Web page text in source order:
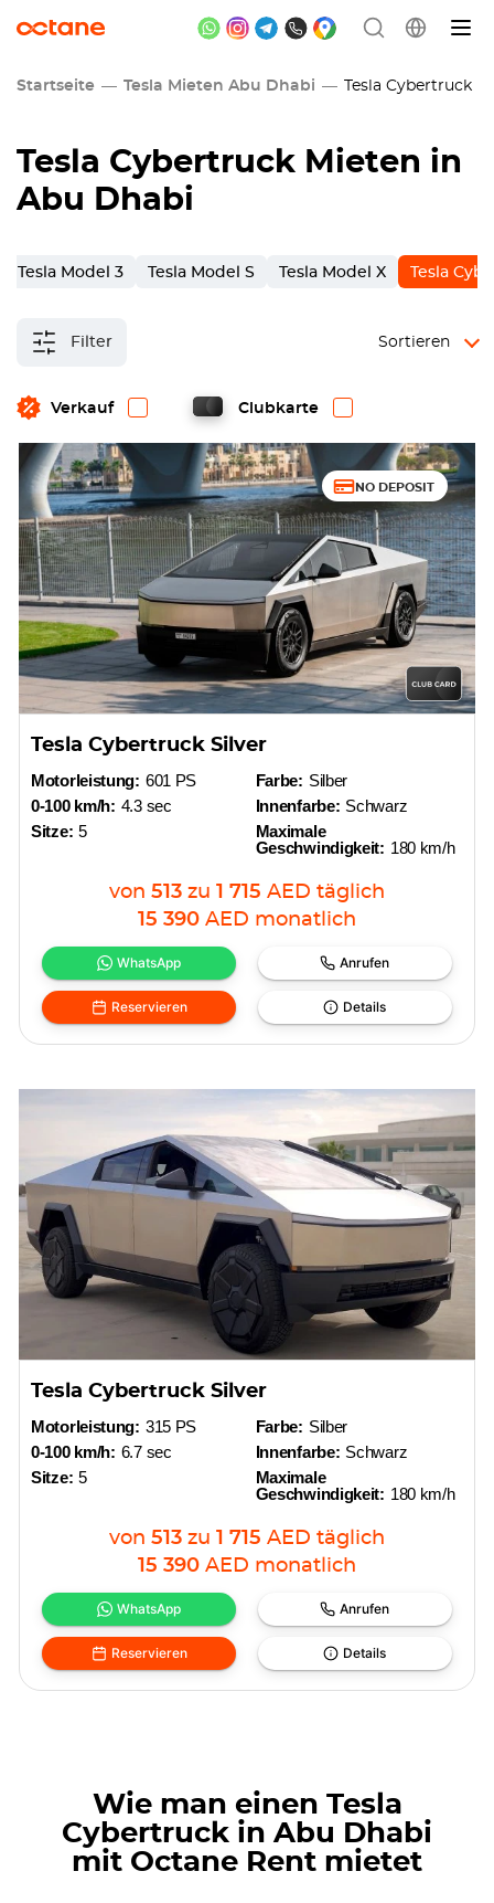
Startseite Tesla Mieten Abu Dhabi Tesla Cybertruck
Tesla Cybertruck Mieten in
Abu Dhabi
Tesla Model 3 Tesla Model S Tesla Model X Tesla
Filter
Verkauf Clubkarte
Sortieren
NO DEPOSIT
Tesla Cybertruck Silver
Motorleistung: 601 PS
0-100 km/h: 4.3 sec
Sitze: 5
Farbe: Silber
Innenfarbe: Schwarz
Maximale
Geschwindigkeit: 180 km/h
von 513 zu 1 715 AED täglich
15 390 AED monatlich
WhatsApp Anrufen
Reservieren Details
Tesla Cybertruck Silver
Motorleistung: 315 PS
0-100 km/h: 6.7 sec
Sitze: 5
Farbe: Silber
Innenfarbe: Schwarz
Maximale
Geschwindigkeit: 180 km/h
von 513 zu 1 715 AED täglich
15 390 AED monatlich
WhatsApp Anrufen
Reservieren Details
Wie man einen Tesla
Cybertruck in Abu Dhabi
mit Octane Rent mietet